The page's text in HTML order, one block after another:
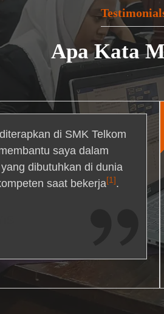
Apa Kata
di SMK Telkom
saya dalam
dibutuhkan di dunia
saat bekerja[1].